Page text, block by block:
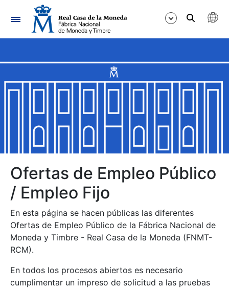
Navegación
Mostrar/Ocultar
Mostrar/Ocultar
Mostrar/Ocultar
Mostrar/Ocultar
Mostrar/Ocultar
Ofertas de Empleo Público
/ Empleo Fijo
En esta página se hacen públicas las diferentes
Ofertas de Empleo Público de la Fábrica Nacional de
Moneda y Timbre - Real Casa de la Moneda (FNMT-
RCM).
En todos los procesos abiertos es necesario
cumplimentar un impreso de solicitud a las pruebas